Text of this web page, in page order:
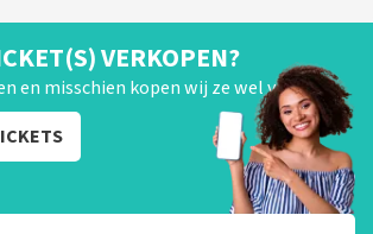
VERKOPEN?
en misschien kopen wij ze wel van je!